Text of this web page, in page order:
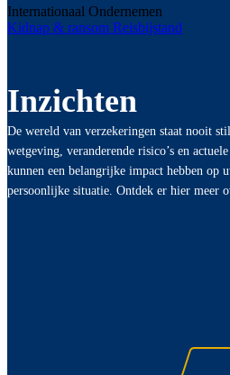
Internationaal Ondernemen
Kidnap & ransom Reisbijstand
Inzichten
De wereld van verzekeringen staat nooit
wetgeving, veranderende risico’s en
kunnen een belangrijke impact hebben op
persoonlijke situatie. Ontdek er hier meer